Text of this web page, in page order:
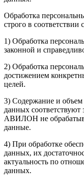
Обработка
строго в
1) Обработка
законной и
2) Обработка
достижением
целей.
3) Содержание и
данных
АВИЛОН не
данные.
4) При обработке
данных, их
актуальность по
данных.